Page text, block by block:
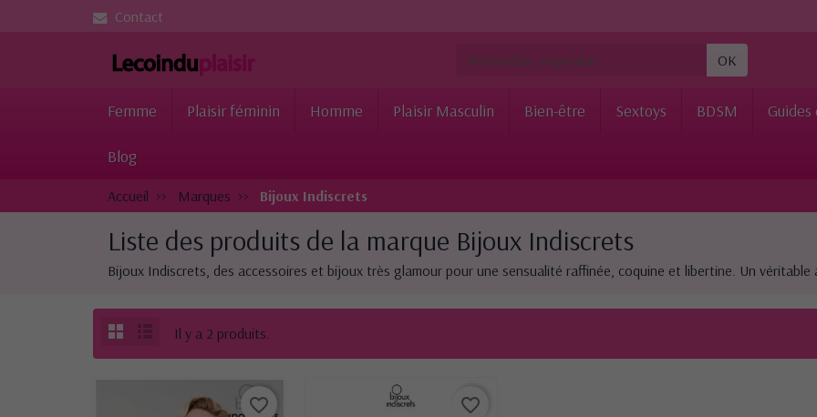
Contact
OK
Femme Plaisir féminin Homme Plaisir Masculin Bien-être Sextoys BDSM
Blog
Accueil Marques Bijoux Indiscrets
Liste des produits de la marque Bijoux Indiscrets
Bijoux Indiscrets, des accessoires et bijoux très glamour pour une sensualité raffinée, coquine et libertine. Un véritable
Il y a 2 produits.
favorite_border favorite_border